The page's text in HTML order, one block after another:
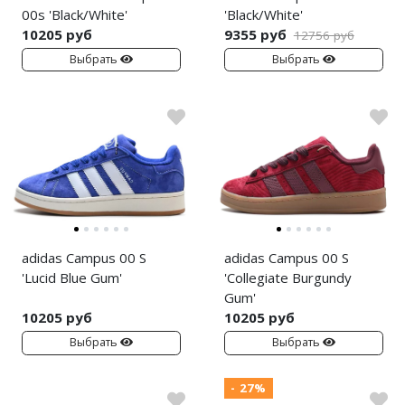
00s 'Black/White'
10205 руб
Выбрать
'Black/White'
9355 руб 12756 руб
Выбрать
adidas Campus 00 S
'Lucid Blue Gum'
10205 руб
Выбрать
adidas Campus 00 S
'Collegiate Burgundy
Gum'
10205 руб
Выбрать
- 27%
Jordan Tatum
Air Jordan 39
Air Jordan 38
Air Jordan 37
Air Jordan 36
Air Jordan 1
Air Jordan 3
Nike Dunk
Nike P-6000
Nike Initiator
Nike Pegasus
Nike Precision
Nike Hyperdunk
Nike Hyperset